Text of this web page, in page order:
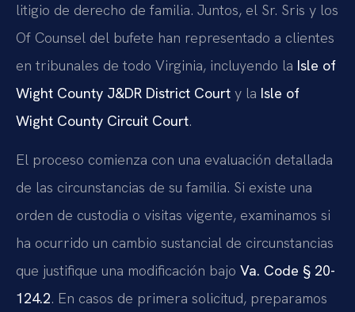
litigio de derecho de familia. Juntos, el Sr. Sris y los
Of Counsel del bufete han representado a clientes
en tribunales de todo Virginia, incluyendo la Isle of
Wight County J&DR District Court y la Isle of
Wight County Circuit Court.
El proceso comienza con una evaluación detallada
de las circunstancias de su familia. Si existe una
orden de custodia o visitas vigente, examinamos si
ha ocurrido un cambio sustancial de circunstancias
que justifique una modificación bajo Va. Code § 20-
124.2. En casos de primera solicitud, preparamos